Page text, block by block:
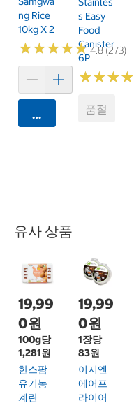
Ng Rice
10kg X 2
★★★★★
★★★★★4.8 (273)
카트에 담기
S Easy
Food
Canister
6P
★★★★
★★★★
품절
유사 상품
19,99
0원
100g당
1,281원
한스팜
유기농
계란
19,99
0원
1장당
83원
이지엔
에어프
라이어